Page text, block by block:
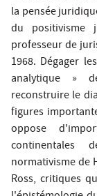
la pensée
du positivisme
professeur de
1968. Dégager
analytique »
reconstruire le
figures
oppose
continentales
normativisme de
Ross, critiques